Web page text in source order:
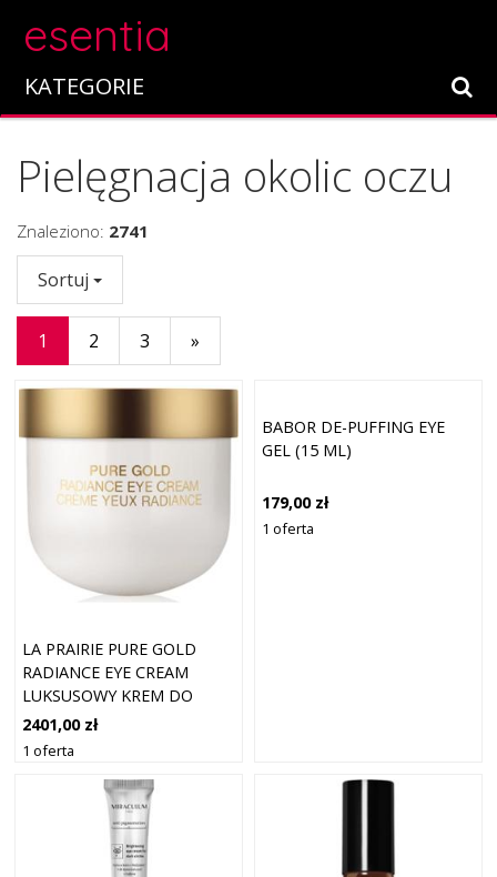
esentia
KATEGORIE
Pielęgnacja okolic oczu
Znaleziono: 2741
Sortuj
1 2 3 »
LA PRAIRIE PURE GOLD
RADIANCE EYE CREAM
LUKSUSOWY KREM DO
OCZU I POWIEK DLA
EFEKTU ROZJAŚNIENIA I
REFILL 20 ML
2401,00 zł
1 oferta
BABOR DE-PUFFING EYE
GEL (15 ML)
179,00 zł
1 oferta